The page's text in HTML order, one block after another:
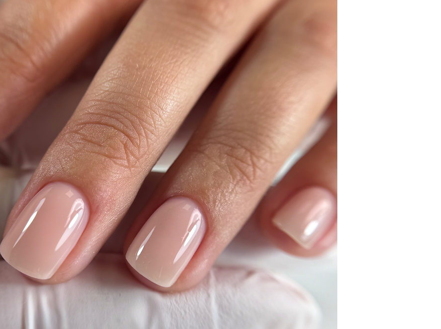
prendre des notes. Cependant l’élève a le
droit de venir avec son propre matériel s’il
souhaite ( ipad, ordinateur seront également
autorisés).
Evaluation :
Testes théoriques, quiz et testes pratiques.
Attestation/Certification :
Une attestation de formation sera délivrée à
l’issus de la formation.